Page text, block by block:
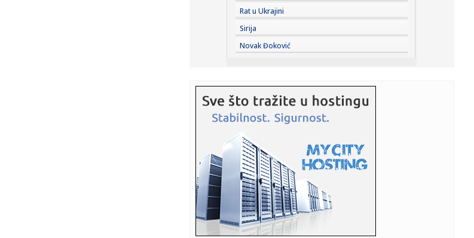
23:34:PRE PAR MESECI SANJALI TITULU, SADA IH SVI DEMOLIRAJU:
Benfika si...
23:33:Težak udes žene iz BiH: Bmw-om se „zakucala“ u zid, na
nju ...
23:33: Osuđen provalnik iz BiH, branio se da je krao za liječenje
ćer...
23:32:
brata: "Im...
23:31:Partizan "otkrio" reakciju posle IMT-a: Ilić imao jasnu
poruku i...
23:29:SCENA KOJA GOVORI SVE: Ilić krenuo ka tunelu, a onda je
Humska z...
23:25:ILIĆ NIJE MOGAO DA PREĆUTI: Posle „trojke“ Tobolu
Rat u Ukrajini
Sirija
Novak Đoković